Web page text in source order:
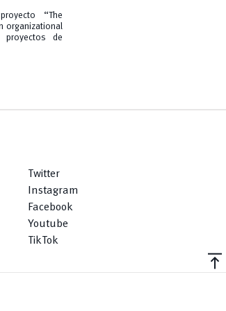
“The
organizational
proyectos de
Twitter
Instagram
Facebook
Youtube
TikTok
vertical_align_top